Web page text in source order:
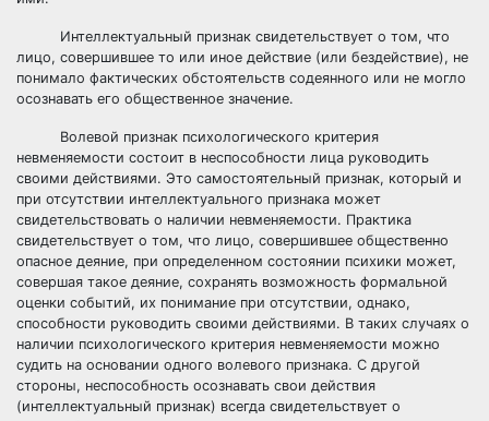
Интеллектуальный признак свидетельствует о том, что
лицо, совершившее то или иное действие (или бездействие), не
понимало фактических обстоятельств содеянного или не могло
осознавать его общественное значение.
Волевой признак психологического критерия
невменяемости состоит в неспособности лица руководить
своими действиями. Это самостоятельный признак, который и
при отсутствии интеллектуального признака может
свидетельствовать о наличии невменяемости. Практика
свидетельствует о том, что лицо, совершившее общественно
опасное деяние, при определенном состоянии психики может,
совершая такое деяние, сохранять возможность формальной
оценки событий, их понимание при отсутствии, однако,
способности руководить своими действиями. В таких случаях о
наличии психологического критерия невменяемости можно
судить на основании одного волевого признака. С другой
стороны, неспособность осознавать свои действия
(интеллектуальный признак) всегда свидетельствует о